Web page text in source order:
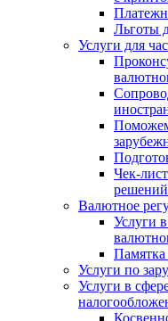
Льготы
Услуги для
Чек-
решений
Валютное
Услуги
Памятка
Услуги по
Услуги в